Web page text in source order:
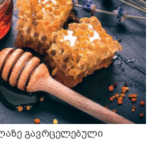
გავრცელებული